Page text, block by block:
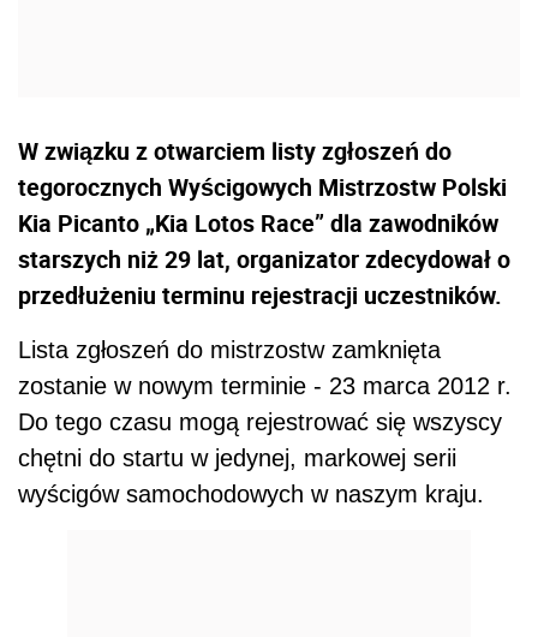
W związku z otwarciem listy zgłoszeń do
tegorocznych Wyścigowych Mistrzostw Polski
Kia Picanto „Kia Lotos Race” dla zawodników
starszych niż 29 lat, organizator zdecydował o
przedłużeniu terminu rejestracji uczestników.
Lista zgłoszeń do mistrzostw zamknięta
zostanie w nowym terminie - 23 marca 2012 r.
Do tego czasu mogą rejestrować się wszyscy
chętni do startu w jedynej, markowej serii
wyścigów samochodowych w naszym kraju.